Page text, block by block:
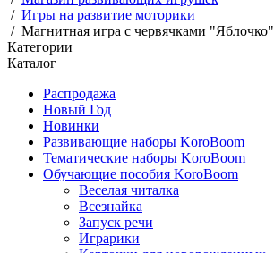
/ Игры на развитие моторики
/ Магнитная игра с червячками "Яблочко"
Категории
Каталог
Распродажа
Новый Год
Новинки
Развивающие наборы KoroBoom
Тематические наборы KoroBoom
Обучающие пособия KoroBoom
Веселая читалка
Всезнайка
Запуск речи
Играрики